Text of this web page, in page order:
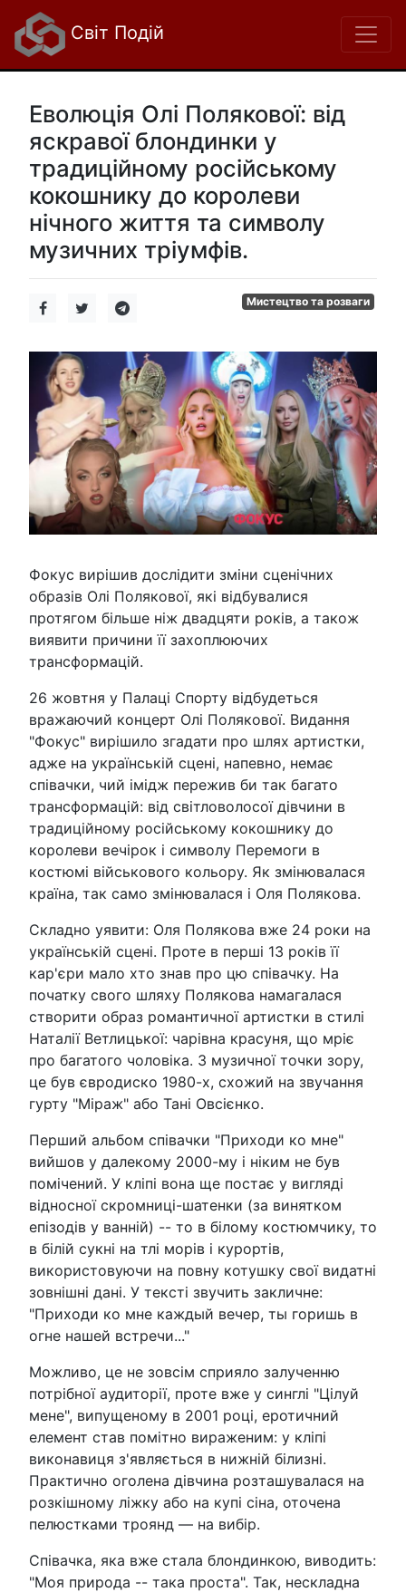
Світ Подій
Еволюція Олі Полякової: від
яскравої блондинки у
традиційному російському
кокошнику до королеви
нічного життя та символу
музичних тріумфів.
Мистецтво та розваги
Фокус вирішив дослідити зміни сценічних
образів Олі Полякової, які відбувалися
протягом більше ніж двадцяти років, а також
виявити причини її захоплюючих
трансформацій.
26 жовтня у Палаці Спорту відбудеться
вражаючий концерт Олі Полякової. Видання
"Фокус" вирішило згадати про шлях артистки,
адже на українській сцені, напевно, немає
співачки, чий імідж пережив би так багато
трансформацій: від світловолосої дівчини в
традиційному російському кокошнику до
королеви вечірок і символу Перемоги в
костюмі військового кольору. Як змінювалася
країна, так само змінювалася і Оля Полякова.
Складно уявити: Оля Полякова вже 24 роки на
українській сцені. Проте в перші 13 років її
кар'єри мало хто знав про цю співачку. На
початку свого шляху Полякова намагалася
створити образ романтичної артистки в стилі
Наталії Ветлицької: чарівна красуня, що мріє
про багатого чоловіка. З музичної точки зору,
це був євродиско 1980-х, схожий на звучання
гурту "Міраж" або Тані Овсієнко.
Перший альбом співачки "Приходи ко мне"
вийшов у далекому 2000-му і ніким не був
помічений. У кліпі вона ще постає у вигляді
відносної скромниці-шатенки (за винятком
епізодів у ванній) -- то в білому костюмчику, то
в білій сукні на тлі морів і курортів,
використовуючи на повну котушку свої видатні
зовнішні дані. У тексті звучить закличне:
"Приходи ко мне каждый вечер, ты горишь в
огне нашей встречи..."
Можливо, це не зовсім сприяло залученню
потрібної аудиторії, проте вже у синглі "Цілуй
мене", випущеному в 2001 році, еротичний
елемент став помітно вираженим: у кліпі
виконавиця з'являється в нижній білизні.
Практично оголена дівчина розташувалася на
розкішному ліжку або на купі сіна, оточена
пелюстками троянд — на вибір.
Співачка, яка вже стала блондинкою, виводить:
"Моя природа -- така проста". Так, нескладна